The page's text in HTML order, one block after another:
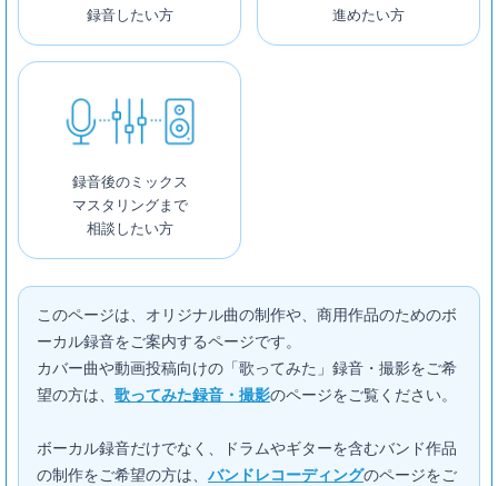
録音したい方
進めたい方
録音後のミックス
マスタリングまで
相談したい方
このページは、オリジナル曲の制作や、商用作品のためのボ
ーカル録音をご案内するページです。
カバー曲や動画投稿向けの「歌ってみた」録音・撮影をご希
望の方は、 歌ってみた録音・撮影のページをご覧ください。
ボーカル録音だけでなく、ドラムやギターを含むバンド作品
の制作をご希望の方は、 バンドレコーディングのページをご